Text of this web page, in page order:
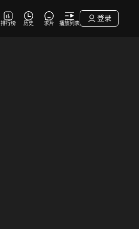
排行榜 历史 求片 播放列表
登录